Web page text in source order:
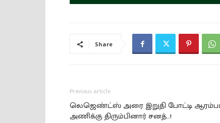
Share
Previous article
லெஜெண்ட்ஸ் அரை இறுதி போட்டி
அணிக்கு திரும்பினார் சனத்…!